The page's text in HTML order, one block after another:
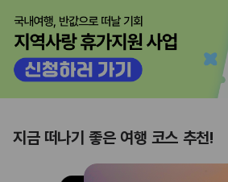
지금 떠나기 좋은 여행 코스 추천!